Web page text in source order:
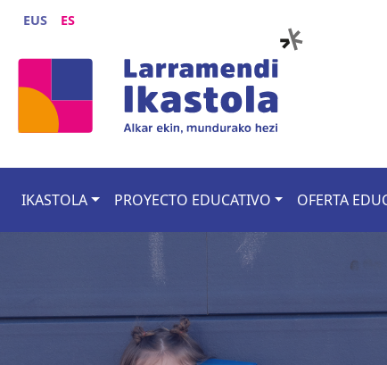
EUS ES
Main navigation
IKASTOLA PROYECTO EDUCATIVO OFERTA